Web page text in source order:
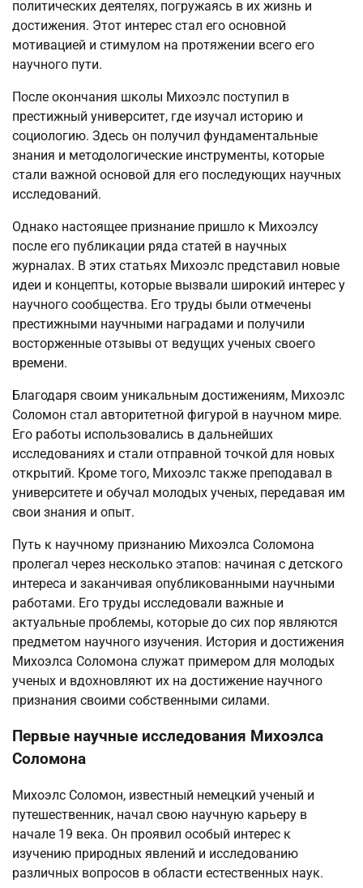
политических деятелях, погружаясь в их жизнь и
достижения. Этот интерес стал его основной
мотивацией и стимулом на протяжении всего его
научного пути.
После окончания школы Михоэлс поступил в
престижный университет, где изучал историю и
социологию. Здесь он получил фундаментальные
знания и методологические инструменты, которые
стали важной основой для его последующих научных
исследований.
Однако настоящее признание пришло к Михоэлсу
после его публикации ряда статей в научных
журналах. В этих статьях Михоэлс представил новые
идеи и концепты, которые вызвали широкий интерес у
научного сообщества. Его труды были отмечены
престижными научными наградами и получили
восторженные отзывы от ведущих ученых своего
времени.
Благодаря своим уникальным достижениям, Михоэлс
Соломон стал авторитетной фигурой в научном мире.
Его работы использовались в дальнейших
исследованиях и стали отправной точкой для новых
открытий. Кроме того, Михоэлс также преподавал в
университете и обучал молодых ученых, передавая им
свои знания и опыт.
Путь к научному признанию Михоэлса Соломона
пролегал через несколько этапов: начиная с детского
интереса и заканчивая опубликованными научными
работами. Его труды исследовали важные и
актуальные проблемы, которые до сих пор являются
предметом научного изучения. История и достижения
Михоэлса Соломона служат примером для молодых
ученых и вдохновляют их на достижение научного
признания своими собственными силами.
Первые научные исследования Михоэлса
Соломона
Михоэлс Соломон, известный немецкий ученый и
путешественник, начал свою научную карьеру в
начале 19 века. Он проявил особый интерес к
изучению природных явлений и исследованию
различных вопросов в области естественных наук.